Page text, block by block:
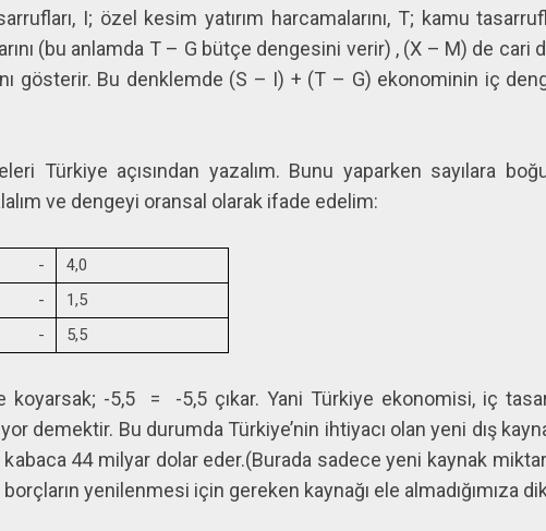
I; özel kesim yatırım harcamalarını, T; kamu
(bu anlamda T – G bütçe dengesini verir) , (X – M) de cari
gösterir. Bu denklemde (S – I) + (T – G) ekonominin iç
Türkiye açısından yazalım. Bunu yaparken sayılara
ve dengeyi oransal olarak ifade edelim:
-
4,0
-
1,5
- 5,5
koyarsak; -5,5 = -5,5 çıkar. Yani Türkiye ekonomisi, iç
demektir. Bu durumda Türkiye’nin ihtiyacı olan yeni dış
44 milyar dolar eder.(Burada sadece yeni kaynak
yenilenmesi için gereken kaynağı ele almadığımıza